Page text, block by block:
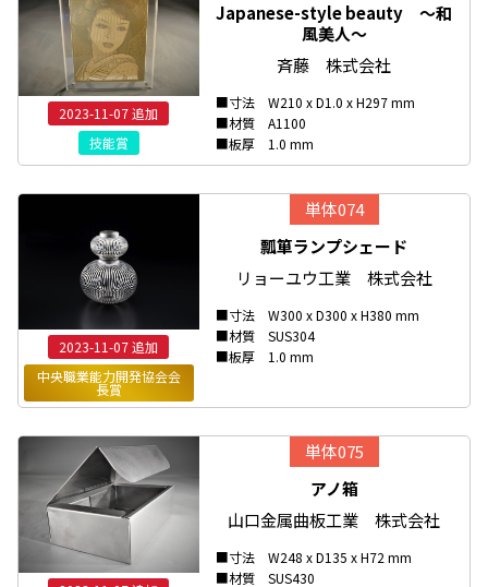
2023-11-07 追加
技能賞
Japanese-style beauty ～和
風美人～
斉藤 株式会社
■寸法 W210 x D1.0 x H297 mm
■材質 A1100
■板厚 1.0 mm
2023-11-07 追加
中央職業能力開発協会会
長賞
単体074
瓢箪ランプシェード
リョーユウ工業 株式会社
■寸法 W300 x D300 x H380 mm
■材質 SUS304
■板厚 1.0 mm
単体075
アノ箱
山口金属曲板工業 株式会社
■寸法 W248 x D135 x H72 mm
■材質 SUS430